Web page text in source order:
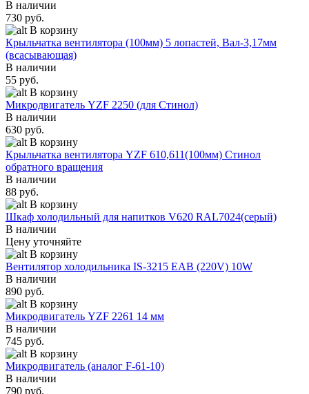
В наличии
730 руб.
В корзину
Крыльчатка вентилятора (100мм) 5 лопастей, Вал-3,17мм
(всасывающая)
В наличии
55 руб.
В корзину
Микродвигатель YZF 2250 (для Стинол)
В наличии
630 руб.
В корзину
Крыльчатка вентилятора YZF 610,611(100мм) Стинол
обратного вращения
В наличии
88 руб.
В корзину
Шкаф холодильный для напитков V620 RAL7024(серый)
В наличии
Цену уточняйте
В корзину
Вентилятор холодильника IS-3215 EAB (220V) 10W
В наличии
890 руб.
В корзину
Микродвигатель YZF 2261 14 мм
В наличии
745 руб.
В корзину
Микродвигатель (аналог F-61-10)
В наличии
790 руб.